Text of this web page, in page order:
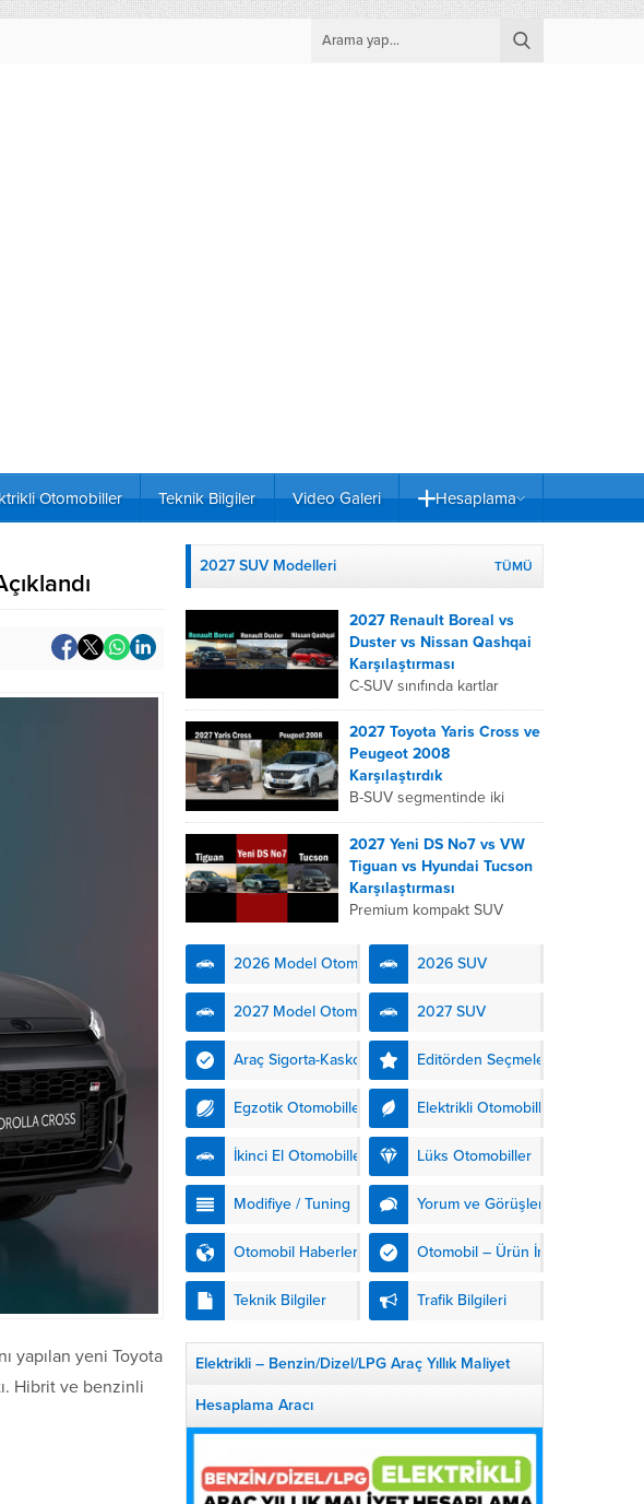
Otomobiller Teknik Bilgiler Video Galeri Hesaplama
yapılan yeni Toyota
Hibrit ve benzinli
2027 SUV Modelleri TÜMÜ
2027 Renault Boreal vs
Duster vs Nissan Qashqai
Karşılaştırması
C-SUV sınıfında kartlar
yeniden dağıtıldı. 2027
Renault Boreal, Renault
Duster ve Nissan Qashqai;
her biri farklı bir sürüş
deneyimi, motor...
2027 Toyota Yaris Cross ve
Peugeot 2008
Karşılaştırdık
B-SUV segmentinde iki
önemli oyuncu olan 2027
Toyota Yaris
Cross ve Peugeot 2008,
farklı mühendislik
felsefeleriyle kullanıcıların
hibrit teknolojisindeki
uzmanlığını...
2027 Yeni DS No7 vs VW
Tiguan vs Hyundai Tucson
Karşılaştırması
Premium kompakt SUV
isteyen 2027 DS No7,
kendinden şarjlı hibrit
teknolojisiyle buluşturuyor.
DS Automobiles’in yeni...
2026 Model Otomobiller 2026 SUV
2027 Model Otomobiller 2027 SUV
Araç Sigorta-Kasko Editörden Seçmeler
Egzotik Otomobiller Elektrikli Otomobiller
İkinci El Otomobiller Lüks Otomobiller
Modifiye / Tuning Yorum ve Görüşler
Otomobil Haberleri Otomobil – Ürün İnceleme
Teknik Bilgiler Trafik Bilgileri
Elektrikli – Benzin/Dizel/LPG Araç Yıllık Maliyet
Hesaplama Aracı